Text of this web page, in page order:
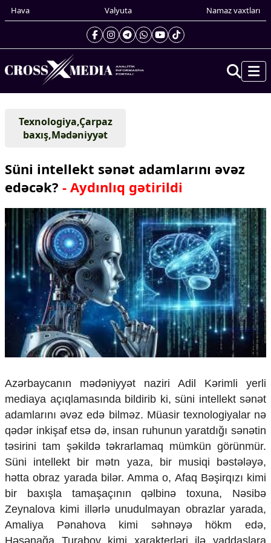
Hava Valyuta Namaz vaxtları
Gündəm
Dünya
Xarici xəbərlər
Cənubi Qafqaz
Türk Dünyası
Avropa
Amerika
Asiya
Afrika
Çarpaz baxış
Təhlil
Siyasi
Geosiyasi
İqtisadi
Sosioloji
Araşdırma
Multimedia
Foto
Video
İnfoqrafika
Podcast
Humanitar
Elm və təhsil
Mədəniyyət
Diaspor
Yüksəliş hekayəsi
Texnologiya,Çarpaz
baxış,Mədəniyyət
Süni intellekt sənət adamlarını əvəz
edəcək? - Aydınlıq gətirildi
Azərbaycanın mədəniyyət naziri Adil Kərimli yerli
mediaya açıqlamasında bildirib ki, süni intellekt sənət
adamlarını əvəz edə bilməz. Müasir texnologiyalar nə
qədər inkişaf etsə də, insan ruhunun yaratdığı sənətin
təsirini tam şəkildə təkrarlamaq mümkün görünmür.
Süni intellekt bir mətn yaza, bir musiqi bəstələyə,
hətta obraz yarada bilər. Amma o, Afaq Bəşirqızı kimi
bir baxışla tamaşaçının qəlbinə toxuna, Nəsibə
Zeynalova kimi illərlə unudulmayan obrazlar yarada,
Amaliya Pənahova kimi səhnəyə hökm edə,
Həsənağa Turabov kimi xarakterləri ilə yaddaşlara